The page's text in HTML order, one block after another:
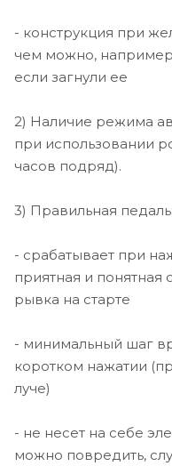
- конструкция при
чем можно,
если загнули ее
2) Наличие режима
при использовании
часов подряд).
3) Правильная педаль:
- срабатывает при
приятная и понятная
рывка на старте
- минимальный шаг
коротком нажатии
луче)
- не несет на себе
можно повредить,